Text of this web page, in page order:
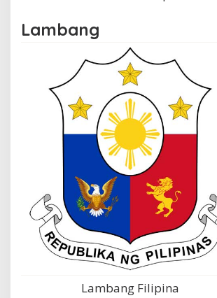
Lambang
Lambang Filipina